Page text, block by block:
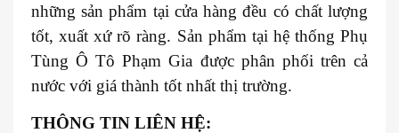
những sản phẩm tại cửa hàng đều có chất lượng
tốt, xuất xứ rõ ràng. Sản phẩm tại hệ thống Phụ
Tùng Ô Tô Phạm Gia được phân phối trên cả
nước với giá thành tốt nhất thị trường.
THÔNG TIN LIÊN HỆ: